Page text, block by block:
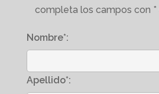
completa los campos con *
Nombre*:
Apellido*: